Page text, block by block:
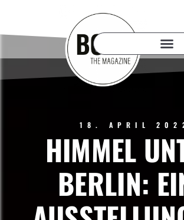
18. APRIL
HIMMEL
BERLIN: